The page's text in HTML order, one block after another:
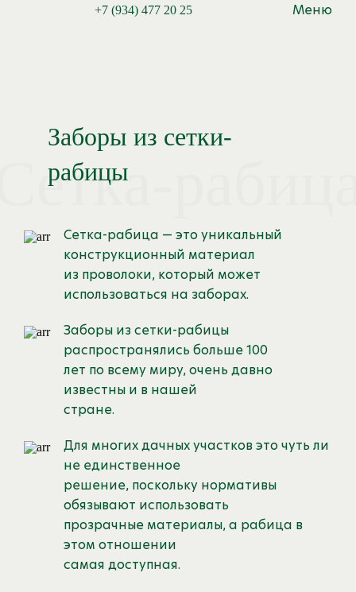
+7 (934) 477 20 25 Меню
Заборы из сетки-
рабицы
Сетка-рабица — это уникальный
конструкционный материал
из проволоки, который может
использоваться на заборах.
Заборы из сетки-рабицы
распространялись больше 100
лет по всему миру, очень давно
известны и в нашей
стране.
Для многих дачных участков это чуть ли
не единственное
решение, поскольку нормативы
обязывают использовать
прозрачные материалы, а рабица в
этом отношении
самая доступная.